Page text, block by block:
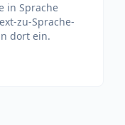
in Sprache
zu-Sprache-
dort ein.